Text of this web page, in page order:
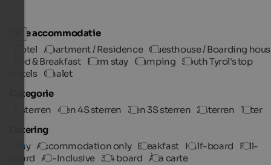
Type accommodatie
Hotel Apartment / Residence Guesthouse / Boarding
Bed & Breakfast Farm stay Camping South Tyrol's top
Hotels Chalet
Categorie
5 sterren 4 en 4S sterren 3 en 3S sterren 2 sterren 1 ster
Catering
Any Accommodation only Breakfast Half-board
Full-
board All-Inclusive 3/4 board À la carte